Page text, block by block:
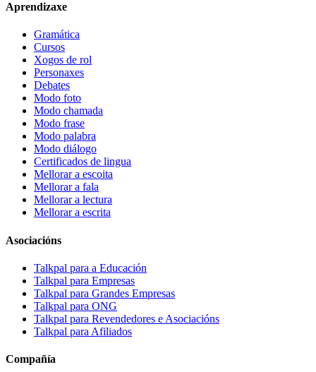
Aprendizaxe
Gramática
Cursos
Xogos de rol
Personaxes
Debates
Modo foto
Modo chamada
Modo frase
Modo palabra
Modo diálogo
Certificados de lingua
Mellorar a escoita
Mellorar a fala
Mellorar a lectura
Mellorar a escrita
Asociacións
Talkpal para a Educación
Talkpal para Empresas
Talkpal para Grandes Empresas
Talkpal para ONG
Talkpal para Revendedores e Asociacións
Talkpal para Afiliados
Compañía